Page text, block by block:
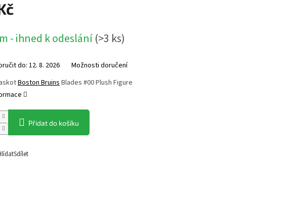
- ihned k odeslání(>3 ks)
do: 12. 8. 2026 Možnosti doručení
Přidat do košíku
Boston BruinsBlades #00 Plush Figure
Sdílet